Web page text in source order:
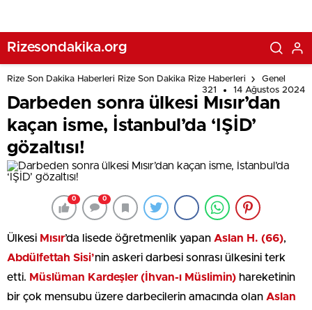
Rizesondakika.org
Rize Son Dakika Haberleri Rize Son Dakika Rize Haberleri
Genel
321
14 Ağustos 2024
Darbeden sonra ülkesi Mısır’dan
kaçan isme, İstanbul’da ‘IŞİD’
gözaltısı!
0 0
Ülkesi Mısır’da lisede öğretmenlik yapan Aslan H. (66),
Abdülfettah Sisi’nin askeri darbesi sonrası ülkesini terk
etti. Müslüman Kardeşler (İhvan-ı Müslimin) hareketinin
bir çok mensubu üzere darbecilerin amacında olan Aslan